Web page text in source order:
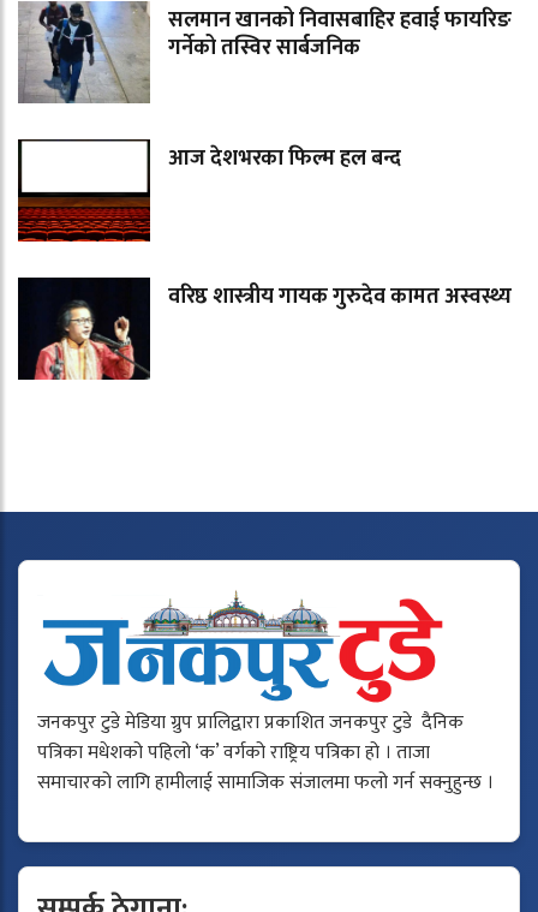
सलमान खानको निवासबाहिर हवाई फायरिङ
गर्नेको तस्विर सार्बजनिक
आज देशभरका फिल्म हल बन्द
वरिष्ठ शास्त्रीय गायक गुरुदेव कामत अस्वस्थ्य
जनकपुर टुडे मेडिया ग्रुप प्रालिद्वारा प्रकाशित जनकपुर टुडे दैनिक
पत्रिका मधेशको पहिलो ‘क’ वर्गको राष्ट्रिय पत्रिका हो । ताजा
समाचारको लागि हामीलाई सामाजिक संजालमा फलो गर्न सक्नुहुन्छ ।